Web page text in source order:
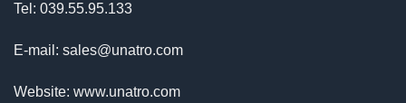
Tel: 039.55.95.133
E-mail: sales@unatro.com
Website: www.unatro.com